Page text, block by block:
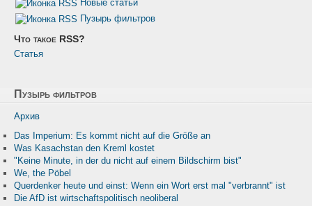
Новые статьи
Пузырь фильтров
Что такое RSS?
Статья
Пузырь фильтров
Архив
Das Imperium: Es kommt nicht auf die Größe an
Was Kasachstan den Kreml kostet
"Keine Minute, in der du nicht auf einem Bildschirm bist"
We, the Pöbel
Querdenker heute und einst: Wenn ein Wort erst mal "verbrannt" ist
Die AfD ist wirtschaftspolitisch neoliberal